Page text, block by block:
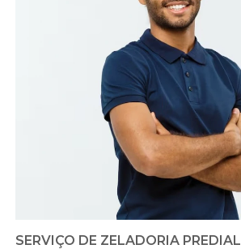
SERVIÇO DE ZELADORIA PREDIAL